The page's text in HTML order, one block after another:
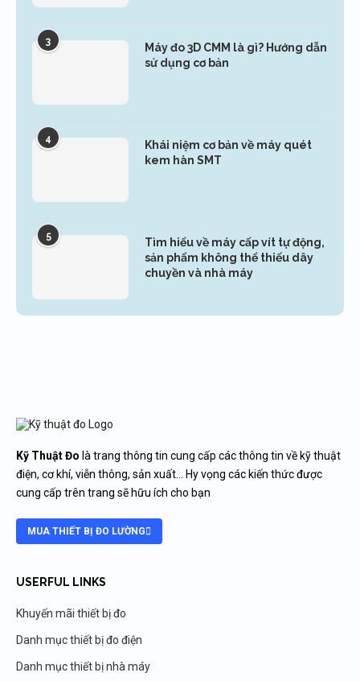
3
Máy đo 3D CMM là gì? Hướng dẫn
sử dụng cơ bản
4
Khái niệm cơ bản về máy quét
kem hàn SMT
5
Tìm hiểu về máy cấp vít tự động,
sản phẩm không thể thiếu dây
chuyền và nhà máy
Kỹ Thuật Đo là trang thông tin cung cấp các thông tin về kỹ thuật
điện, cơ khí, viễn thông, sản xuất… Hy vọng các kiến thức được
cung cấp trên trang sẽ hữu ích cho bạn
MUA THIẾT BỊ ĐO LƯỜNG
USERFUL LINKS
Khuyến mãi thiết bị đo
Danh mục thiết bị đo điện
Danh mục thiết bị nhà máy